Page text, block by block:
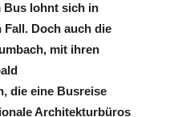
Bus lohnt sich in
Doch auch die
mit ihren
die eine Busreise
Architekturbüros